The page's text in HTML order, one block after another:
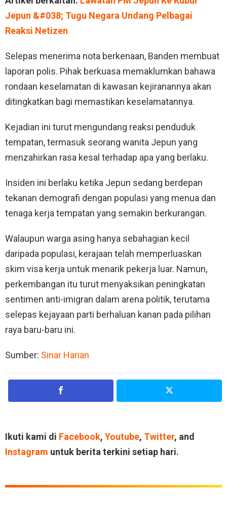
Jepun &#038; Tugu Negara Undang Pelbagai
Reaksi Netizen
Selepas menerima nota berkenaan, Banden membuat
laporan polis. Pihak berkuasa memaklumkan bahawa
rondaan keselamatan di kawasan kejiranannya akan
ditingkatkan bagi memastikan keselamatannya.
Kejadian ini turut mengundang reaksi penduduk
tempatan, termasuk seorang wanita Jepun yang
menzahirkan rasa kesal terhadap apa yang berlaku.
Insiden ini berlaku ketika Jepun sedang berdepan
tekanan demografi dengan populasi yang menua dan
tenaga kerja tempatan yang semakin berkurangan.
Walaupun warga asing hanya sebahagian kecil
daripada populasi, kerajaan telah memperluaskan
skim visa kerja untuk menarik pekerja luar. Namun,
perkembangan itu turut menyaksikan peningkatan
sentimen anti-imigran dalam arena politik, terutama
selepas kejayaan parti berhaluan kanan pada pilihan
raya baru-baru ini.
Sumber: Sinar Harian
Ikuti kami di Facebook, Youtube, Twitter, and
Instagram untuk berita terkini setiap hari.